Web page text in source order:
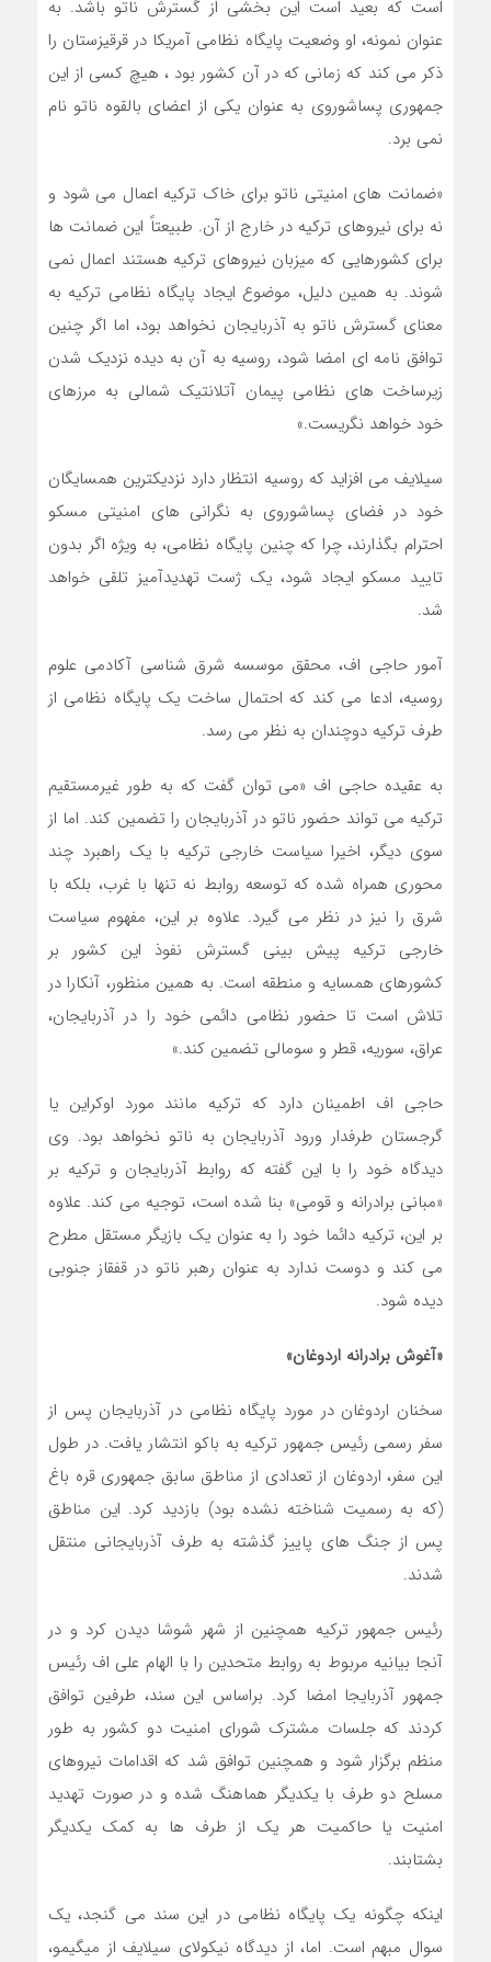
است که بعید است این بخشی از گسترش ناتو باشد. به
عنوان نمونه، او وضعیت پایگاه نظامی آمریکا در قرقیزستان را
ذکر می کند که زمانی که در آن کشور بود ، هیچ کسی از این
جمهوری پساشوروی به عنوان یکی از اعضای بالقوه ناتو نام
نمی برد.
«ضمانت های امنیتی ناتو برای خاک ترکیه اعمال می شود و
نه برای نیروهای ترکیه در خارج از آن. طبیعتاً این ضمانت ها
برای کشورهایی که میزبان نیروهای ترکیه هستند اعمال نمی
شوند. به همین دلیل، موضوع ایجاد پایگاه نظامی ترکیه به
معنای گسترش ناتو به آذربایجان نخواهد بود، اما اگر چنین
توافق نامه ای امضا شود، روسیه به آن به دیده نزدیک شدن
زیرساخت های نظامی پیمان آتلانتیک شمالی به مرزهای
خود خواهد نگریست.»
سیلایف می افزاید که روسیه انتظار دارد نزدیکترین همسایگان
خود در فضای پساشوروی به نگرانی های امنیتی مسکو
احترام بگذارند، چرا که چنین پایگاه نظامی، به ویژه اگر بدون
تایید مسکو ایجاد شود، یک ژست تهدیدآمیز تلقی خواهد
شد.
آمور حاجی اف، محقق موسسه شرق شناسی آکادمی علوم
روسیه، ادعا می کند که احتمال ساخت یک پایگاه نظامی از
طرف ترکیه دوچندان به نظر می رسد.
به عقیده حاجی اف «می توان گفت که به طور غیرمستقیم
ترکیه می تواند حضور ناتو در آذربایجان را تضمین کند. اما از
سوی دیگر، اخیرا سیاست خارجی ترکیه با یک راهبرد چند
محوری همراه شده که توسعه روابط نه تنها با غرب، بلکه با
شرق را نیز در نظر می گیرد. علاوه بر این، مفهوم سیاست
خارجی ترکیه پیش بینی گسترش نفوذ این کشور بر
کشورهای همسایه و منطقه است. به همین منظور، آنکارا در
تلاش است تا حضور نظامی دائمی خود را در آذربایجان،
عراق، سوریه، قطر و سومالی تضمین کند.»
حاجی اف اطمینان دارد که ترکیه مانند مورد اوکراین یا
گرجستان طرفدار ورود آذربایجان به ناتو نخواهد بود. وی
دیدگاه خود را با این گفته که روابط آذربایجان و ترکیه بر
«مبانی برادرانه و قومی» بنا شده است، توجیه می کند. علاوه
بر این، ترکیه دائما خود را به عنوان یک بازیگر مستقل مطرح
می کند و دوست ندارد به عنوان رهبر ناتو در قفقاز جنوبی
دیده شود.
«آغوش برادرانه اردوغان»
سخنان اردوغان در مورد پایگاه نظامی در آذربایجان پس از
سفر رسمی رئیس جمهور ترکیه به باکو انتشار یافت. در طول
این سفر، اردوغان از تعدادی از مناطق سابق جمهوری قره باغ
(که به رسمیت شناخته نشده بود) بازدید کرد. این مناطق
پس از جنگ های پاییز گذشته به طرف آذربایجانی منتقل
شدند.
رئیس جمهور ترکیه همچنین از شهر شوشا دیدن کرد و در
آنجا بیانیه مربوط به روابط متحدین را با الهام علی اف رئیس
جمهور آذربایجا امضا کرد. براساس این سند، طرفین توافق
کردند که جلسات مشترک شورای امنیت دو کشور به طور
منظم برگزار شود و همچنین توافق شد که اقدامات نیروهای
مسلح دو طرف با یکدیگر هماهنگ شده و در صورت تهدید
امنیت یا حاکمیت هر یک از طرف ها به کمک یکدیگر
بشتابند.
اینکه چگونه یک پایگاه نظامی در این سند می گنجد، یک
سوال مبهم است. اما، از دیدگاه نیکولای سیلایف از میگیمو،